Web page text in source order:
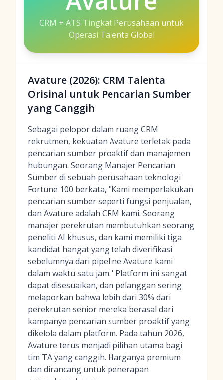
CRM + ATS Tingkat Perusahaan untuk
Operasi Talenta Global
Avature (2026): CRM Talenta
Orisinal untuk Pencarian Sumber
yang Canggih
Sebagai pelopor dalam ruang CRM
rekrutmen, kekuatan Avature terletak pada
pencarian sumber proaktif dan manajemen
hubungan. Seorang Manajer Pencarian
Sumber di sebuah perusahaan teknologi
Fortune 100 berkata, "Kami memperlakukan
pencarian sumber seperti fungsi penjualan,
dan Avature adalah CRM kami. Seorang
manajer perekrutan membutuhkan seorang
peneliti AI khusus, dan kami memiliki tiga
kandidat hangat yang telah diverifikasi
sebelumnya dari pipeline Avature kami
dalam waktu satu jam." Platform ini sangat
dapat disesuaikan, dan pelanggan sering
melaporkan bahwa lebih dari 30% dari
perekrutan senior mereka berasal dari
kampanye pencarian sumber proaktif yang
dikelola dalam platform. Pada tahun 2026,
Avature terus menjadi pilihan utama bagi
tim TA yang canggih. Harganya premium
dan dirancang untuk penerapan